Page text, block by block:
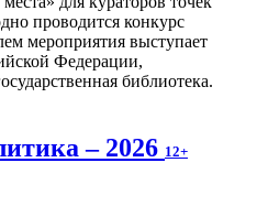
проводится конкурс
мероприятия выступает
Федерации,
библиотека.
– 2026 12+